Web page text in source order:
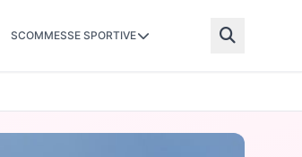
SCOMMESSE SPORTIVE